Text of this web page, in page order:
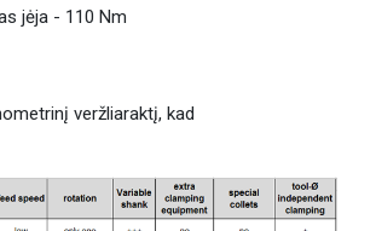
jėja - 110 Nm
veržliaraktį, kad